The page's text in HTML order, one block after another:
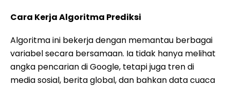
Cara Kerja Algoritma Prediksi
Algoritma ini bekerja dengan memantau berbagai
variabel secara bersamaan. Ia tidak hanya melihat
angka pencarian di Google, tetapi juga tren di
media sosial, berita global, dan bahkan data cuaca